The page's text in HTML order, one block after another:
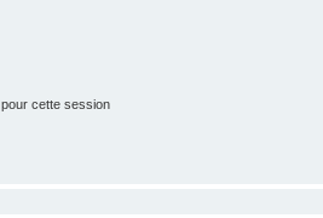
cette session